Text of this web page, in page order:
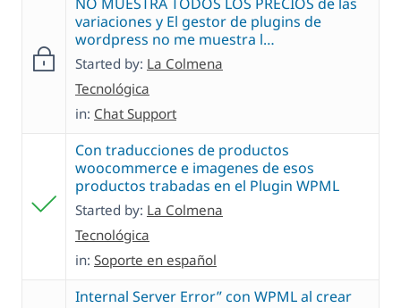
variaciones y El gestor de plugins de
wordpress no me muestra l…
Started by: La Colmena
Tecnológica
in: Chat Support
Con traducciones de productos
woocommerce e imagenes de esos
productos trabadas en el Plugin WPML
Started by: La Colmena
Tecnológica
in: Soporte en español
Internal Server Error” con WPML al crear